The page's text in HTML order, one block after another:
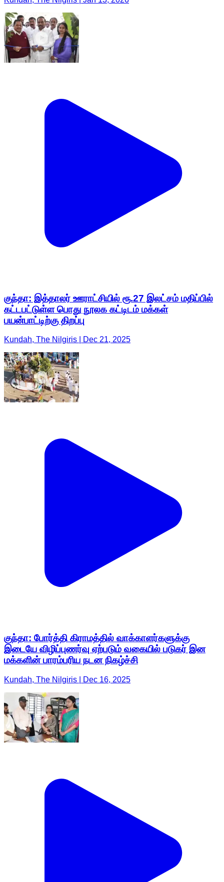
குந்தா: இத்தாலர் ஊராட்சியில் ரூ.27 இலட்சம் மதிப்பில்
கட்டபட்டுள்ள பொது நூலக கட்டிடம் மக்கள்
பயன்பாட்டிற்கு திறப்பு
Kundah, The Nilgiris | Dec 21, 2025
குந்தா: போர்த்தி கிராமத்தில் வாக்காளர்களுக்கு
இடையே விழிப்புணர்வு ஏற்படும் வகையில் படுகர் இன
மக்களின் பாரம்பரிய நடன நிகழ்ச்சி
Kundah, The Nilgiris | Dec 16, 2025